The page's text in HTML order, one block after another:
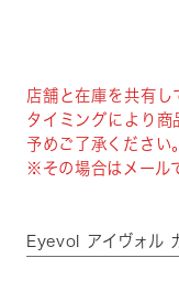
店舗と在庫を共有し
タイミングにより商
予めご了承ください。
※その場合はメール
Eyevol アイヴォル